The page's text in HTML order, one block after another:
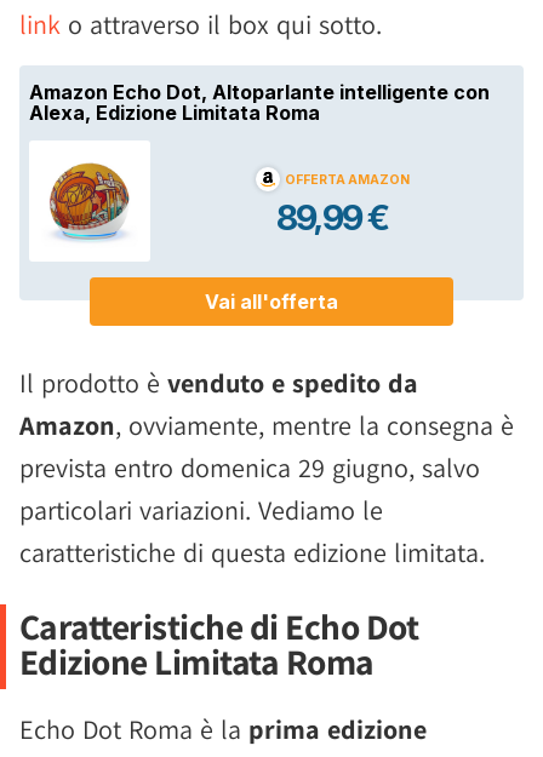
link o attraverso il box qui sotto.
Il prodotto è venduto e spedito da
Amazon, ovviamente, mentre la consegna è
prevista entro domenica 29 giugno, salvo
particolari variazioni. Vediamo le
caratteristiche di questa edizione limitata.
Caratteristiche di Echo Dot
Edizione Limitata Roma
Echo Dot Roma è la prima edizione